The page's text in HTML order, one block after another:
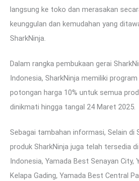
langsung ke toko dan merasakan
keunggulan dan kemudahan yang
SharkNinja.
Dalam rangka pembukaan gerai
Indonesia, SharkNinja memiliki
potongan harga 10% untuk semua
dinikmati hingga tangal 24 Maret 2025.
Sebagai tambahan informasi, Selain di
produk SharkNinja juga telah tersedia
Indonesia, Yamada Best Senayan City,
Kelapa Gading, Yamada Best Central